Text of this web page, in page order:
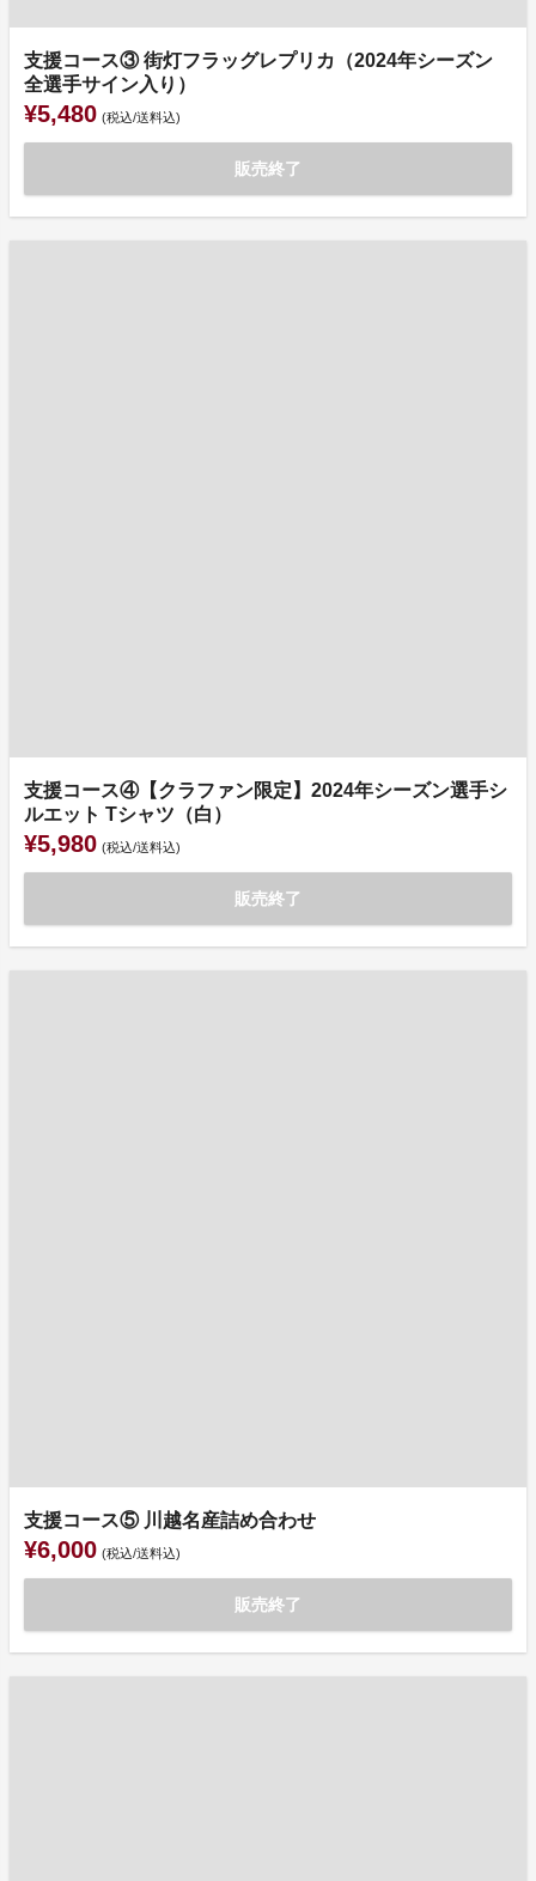
支援コース③ 街灯フラッグレプリカ（2024年シーズン
全選手サイン入り）
¥5,480 (税込/送料込)
販売終了
支援コース④【クラファン限定】2024年シーズン選手シ
ルエット Tシャツ（白）
¥5,980 (税込/送料込)
販売終了
支援コース⑤ 川越名産詰め合わせ
¥6,000 (税込/送料込)
販売終了